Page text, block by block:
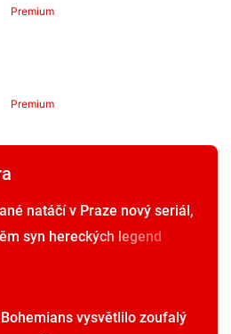
Premium
Premium
natáčí v Praze nový seriál,
syn hereckých legend
vysvětlilo zoufalý